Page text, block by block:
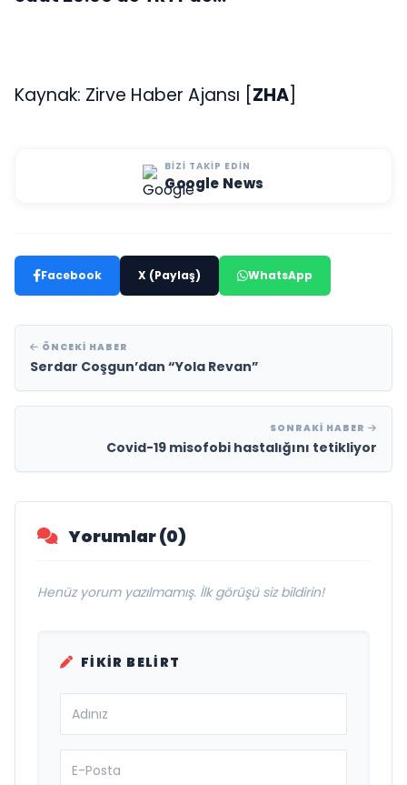
Kaynak: Zirve Haber Ajansı [ZHA]
BIZI TAKIP EDIN
Google News
Facebook X (Paylaş) WhatsApp
ÖNCEKI HABER
Serdar Coşgun’dan “Yola Revan”
SONRAKI HABER
Covid-19 misofobi hastalığını tetikliyor
Yorumlar (0)
Henüz yorum yazılmamış. İlk görüşü siz bildirin!
FIKIR BELIRT